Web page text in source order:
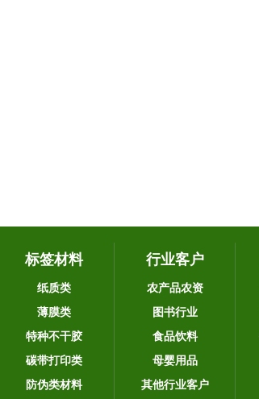
标签材料
纸质类
薄膜类
特种不干胶
碳带打印类
防伪类材料
行业客户
农产品农资
图书行业
食品饮料
母婴用品
其他行业客户